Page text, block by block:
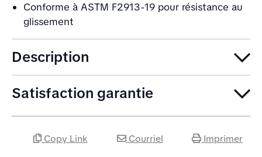
Conforme à ASTM F2913-19 pour résistance au
glissement
Description
Satisfaction garantie
Copy Link Courriel Imprimer